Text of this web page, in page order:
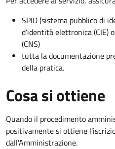
SPID (sistema pubblico di
d’identità elettronica (CIE)
(CNS)
tutta la documentazione
della pratica.
Cosa si ottiene
Quando il procedimento
positivamente si ottiene
dall'Amministrazione.